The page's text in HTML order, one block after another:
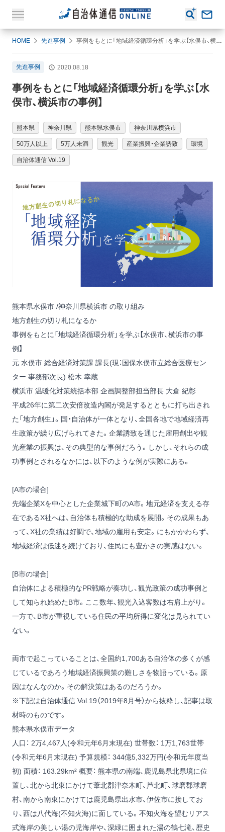
HOME 先進事例 事例をもとに「地域経済循環分析」を学ぶ【水俣市、横浜市の事例】
先進事例 2020.08.18
事例をもとに「地域経済循環分析」を学ぶ【水
俣市、横浜市の事例】
熊本県 神奈川県 熊本県水俣市 神奈川県横浜市
50万人以上 5万人未満 観光 産業振興・企業誘致 環境
自治体通信 Vol.19
熊本県水俣市 /神奈川県横浜市 の取り組み
地方創生の切り札になるか
事例をもとに「地域経済循環分析」を学ぶ【水俣市、横浜市の事
例】
元 水俣市 総合経済対策課 課長(現：国保水俣市立総合医療セン
ター 事務部次長) 松木 幸蔵
横浜市 温暖化対策統括本部 企画調整部担当部長 大倉 紀彰
平成26年に第二次安倍改造内閣が発足するとともに打ち出され
た「地方創生」。国・自治体が一体となり、全国各地で地域経済再
生政策が繰り広げられてきた。企業誘致を通じた雇用創出や観
光産業の振興は、その典型的な事例だろう。しかし、それらの成
功事例とされるなかには、以下のような例が実際にある。
[A市の場合]
先端企業Xを中心とした企業城下町のA市。地元経済を支える存
在であるX社へは、自治体も積極的な助成を展開。その成果もあ
って、X社の業績は好調で、地域の雇用も安定。にもかかわらず、
地域経済は低迷を続けており、住民にも豊かさの実感はない。
[B市の場合]
自治体による積極的なPR戦略が奏功し、観光政策の成功事例と
して知られ始めたB市。ここ数年、観光入込客数は右肩上がり。
一方で、B市が重視している住民の平均所得に変化は見られてい
ない。
両市で起こっていることは、全国約1,700ある自治体の多くが感
じているであろう地域経済振興策の難しさを物語っている。原
因はなんなのか。その解決策はあるのだろうか。
※下記は自治体通信 Vol.19（2019年8月号）から抜粋し、記事は取
材時のものです。
熊本県水俣市データ
人口： 2万4,467人(令和元年6月末現在) 世帯数： 1万1,763世帯
(令和元年6月末現在) 予算規模： 344億5,332万円(令和元年度当
初) 面積： 163.29km² 概要： 熊本県の南端、鹿児島県北県境に位
置し、北から北東にかけて葦北郡津奈木町、芦北町、球磨郡球磨
村、南から南東にかけては鹿児島県出水市、伊佐市に接してお
り、西は八代海(不知火海)に面している。不知火海を望むリアス
式海岸の美しい湯の児海岸や、深緑に囲まれた湯の鶴七滝、歴史